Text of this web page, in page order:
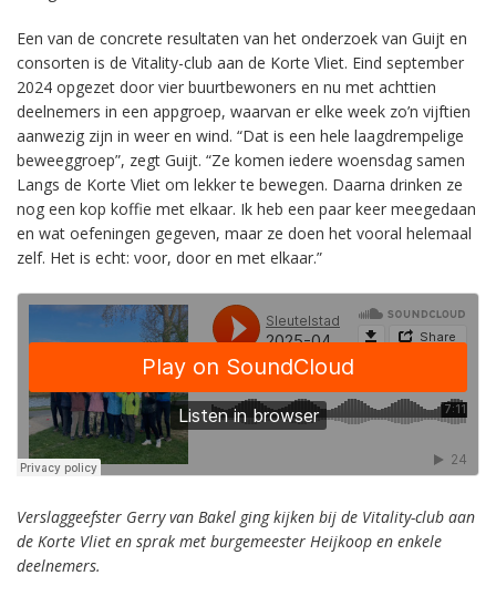
Een van de concrete resultaten van het onderzoek van Guijt en
consorten is de Vitality-club aan de Korte Vliet. Eind september
2024 opgezet door vier buurtbewoners en nu met achttien
deelnemers in een appgroep, waarvan er elke week zo’n vijftien
aanwezig zijn in weer en wind. “Dat is een hele laagdrempelige
beweeggroep”, zegt Guijt. “Ze komen iedere woensdag samen
Langs de Korte Vliet om lekker te bewegen. Daarna drinken ze
nog een kop koffie met elkaar. Ik heb een paar keer meegedaan
en wat oefeningen gegeven, maar ze doen het vooral helemaal
zelf. Het is echt: voor, door en met elkaar.”
Verslaggeefster Gerry van Bakel ging kijken bij de Vitality-club aan
de Korte Vliet en sprak met burgemeester Heijkoop en enkele
deelnemers.